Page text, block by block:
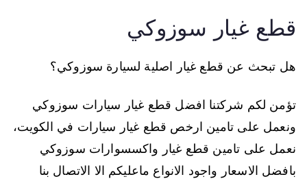
قطع غيار سوزوكي
هل تبحث عن قطع غيار اصلية لسيارة سوزوكي؟
تؤمن لكم شركتنا افضل قطع غيار سيارات سوزوكي
ونعمل على تامين ارخص قطع غيار سيارات في الكويت،
نعمل على تامين قطع غيار واكسسوارات سوزوكي
بافضل الاسعار واجود الانواع ماعليكم الا الاتصال بنا